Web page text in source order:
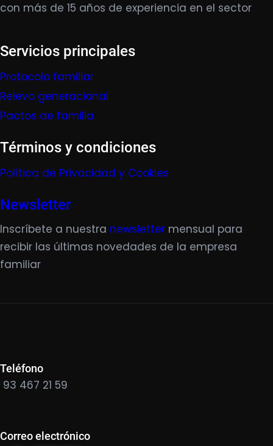
con más de 15 años de experiencia en el sector
Servicios principales
Protocolo familiar
Relevo generacional
Pactos de familia
Términos y condiciones
Política de Privacidad y Cookies
Newsletter
Inscríbete a nuestra newsletter mensual para
recibir las últimas novedades de la empresa
familiar
Teléfono
93 467 21 59
Correo electrónico